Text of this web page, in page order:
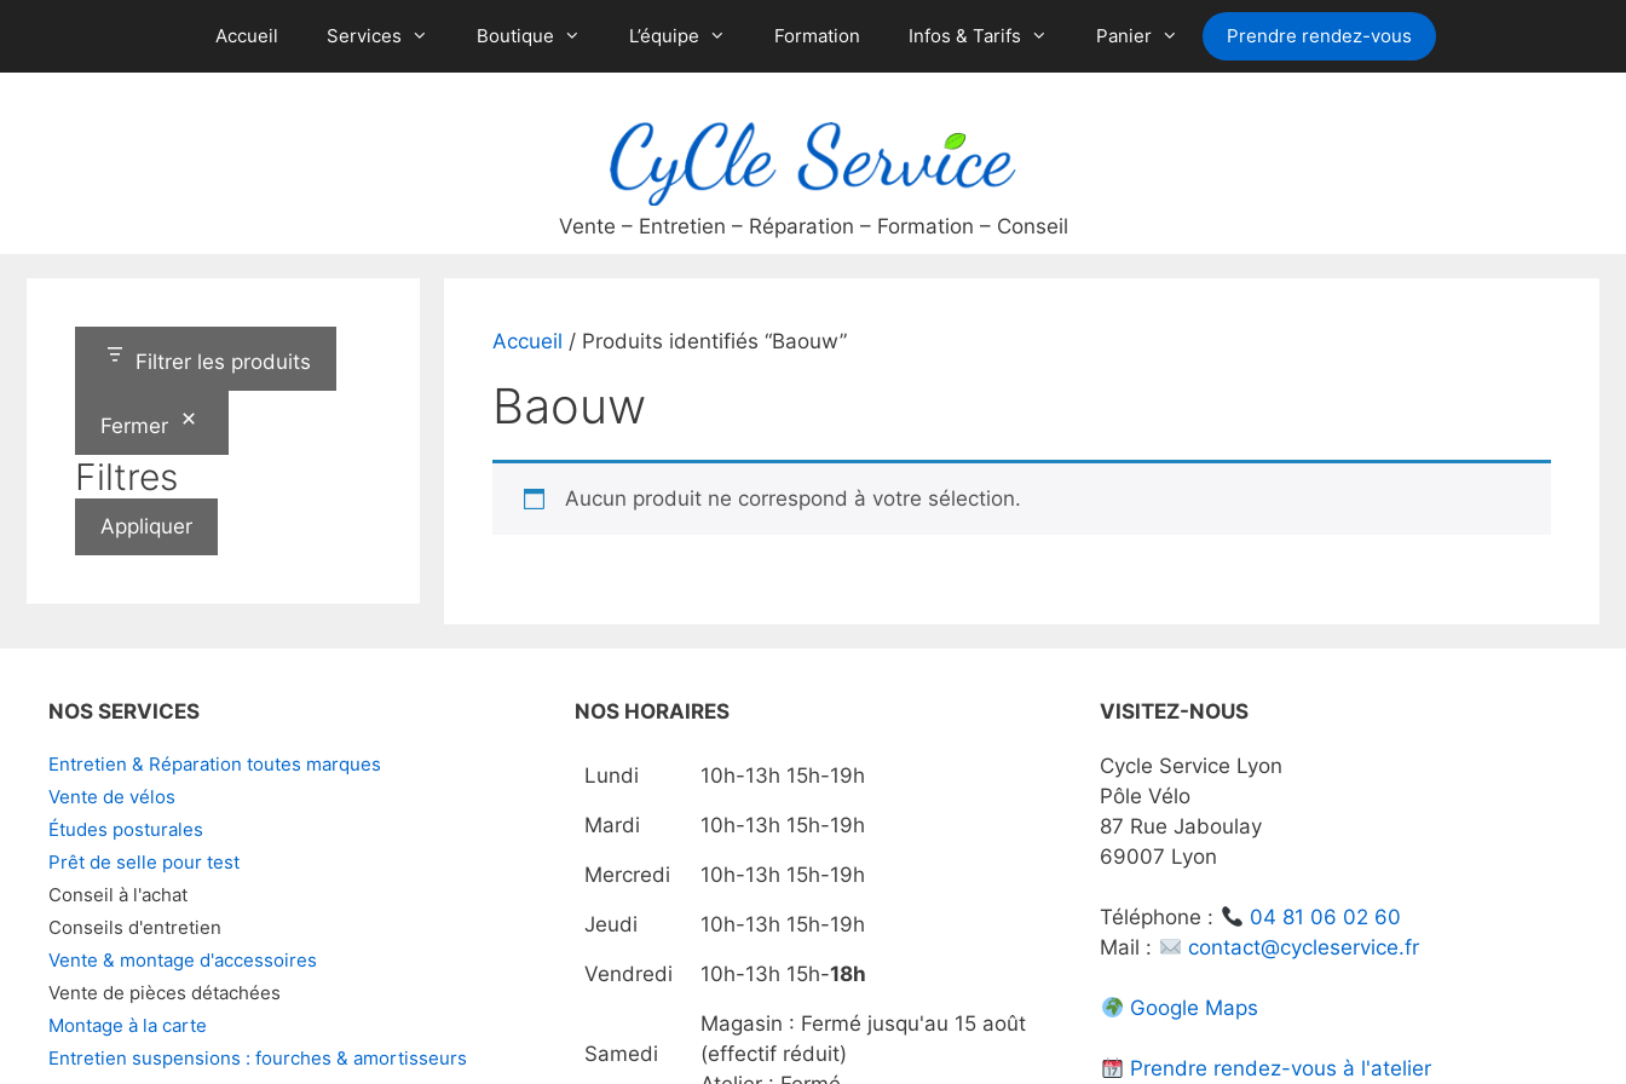
contenu
Accueil Services Boutique L’équipe Formation Infos & Tarifs Panier Prendre rendez-vous
Accueil / Produits identifiés “Baouw”
Baouw
Aucun produit ne correspond à votre sélection.
Filtrer les produits
Fermer
Filtres
Appliquer
NOS SERVICES
Entretien & Réparation toutes marques
Vente de vélos
Études posturales
Prêt de selle pour test
Conseil à l'achat
Conseils d'entretien
Vente & montage d'accessoires
Vente de pièces détachées
Montage à la carte
Entretien suspensions : fourches & amortisseurs
NOS HORAIRES
Lundi 10h-13h 15h-19h
Mardi 10h-13h 15h-19h
Mercredi 10h-13h 15h-19h
Jeudi 10h-13h 15h-19h
Vendredi 10h-13h 15h-18h
Samedi
Magasin : Fermé jusqu'au 15 août
(effectif réduit)
VISITEZ-NOUS
Cycle Service Lyon
Pôle Vélo
87 Rue Jaboulay
69007 Lyon
Téléphone :
04 81 06 02 60
Mail :
contact@cycleservice.fr
Google Maps
Prendre rendez-vous à l'atelier